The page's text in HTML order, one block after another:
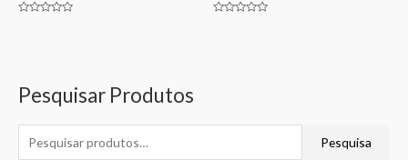
Pesquisar Produtos
Pesquisa